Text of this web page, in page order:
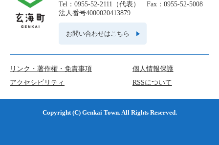
Tel：0955-52-2111（代表） Fax：0955-52-5008
法人番号4000020413879
お問い合わせはこちら
リンク・著作権・免責事項
個人情報保護
アクセシビリティ
RSSについて
Copyright (C) Genkai Town. All Rights Reserved.